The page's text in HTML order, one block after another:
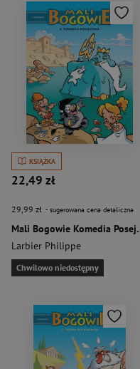
KSIĄŻKA
22,49 zł
29,99 zł - sugerowana cena detaliczna
Mali
Larbier Philippe
Chwilowo niedostępny